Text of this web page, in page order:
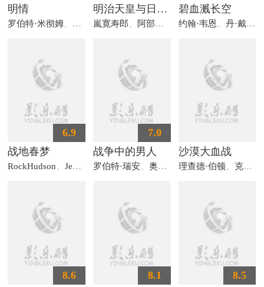
明情
罗伯特·米彻姆 黛博拉·蔻儿
明治天皇与日俄战争
嵐寛寿郎 阿部九州男
碧血溅长空
约翰·韦恩 丹·戴利
6.9
战地春梦
RockHudson 、JenniferJones
7.0
战争中的男人
罗伯特·瑞安 奥尔多·雷 、罗伯特·基思
沙漠大血战
理查德·伯顿 克里斯托弗·李
8.6
8.1
8.5